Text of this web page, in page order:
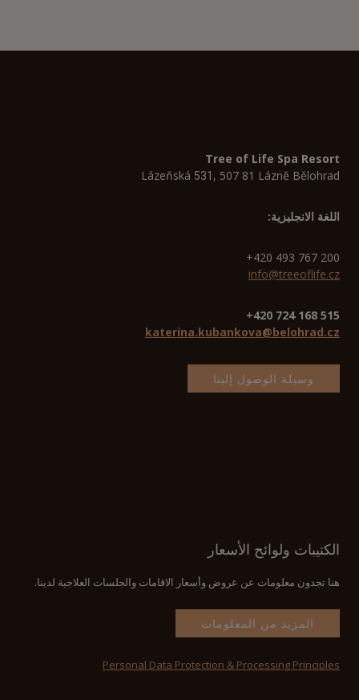
Tree of Life Spa Resort
Lázeňská 531 , 507 81 Lázně Bělohrad
اللغة الانجليزية:
+420 493 767 200
info@treeoflife.cz
515 168 724 420+
katerina.kubankova@belohrad.cz
وسيلة الوصول إلينا
الكتيبات ولوائح الأسعار
هنا تجدون معلومات عن عروض وأسعار الاقامات والجلسات العلاجية لدينا.
المزيد من المعلومات
Personal Data Protection & Processing Principles